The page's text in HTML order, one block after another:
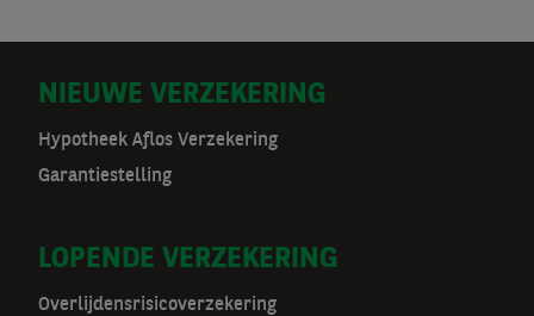
D
o
r
m
NIEUWE VERZEKERING
Hypotheek Aflos Verzekering
Garantiestelling
LOPENDE VERZEKERING
Overlijdensrisicoverzekering